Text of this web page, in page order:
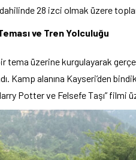
28 izci olmak üzere
ve Tren Yolculuğu
tema üzerine kurgulayarak
Kamp alanına Kayseri’den
Potter ve Felsefe Taşı” filmi